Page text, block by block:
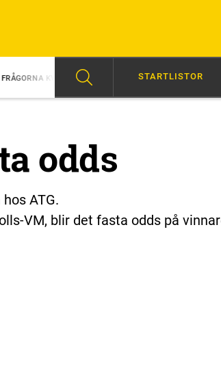
SKRIVER TRAVHISTORIA?
STARTLISTOR
odds
ATG.
VM, blir det fasta odds på